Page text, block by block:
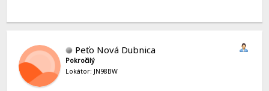
Peťo Nová Dubnica
Pokročilý
Lokátor: JN98BW